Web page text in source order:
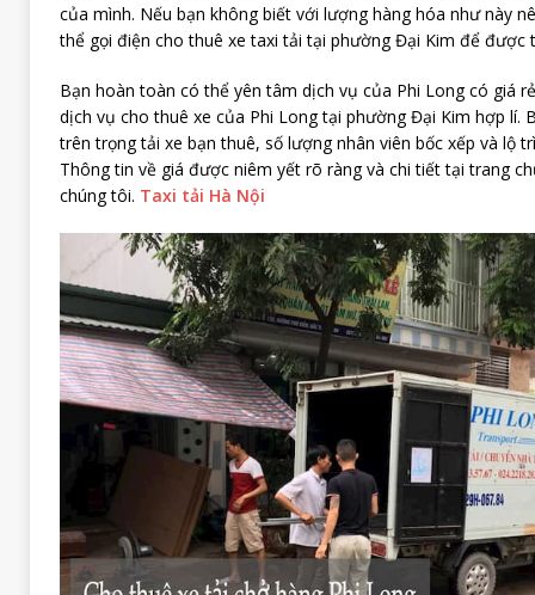
của mình. Nếu bạn không biết với lượng hàng hóa như này
thể gọi điện cho thuê xe taxi tải tại phường Đại Kim để được
Bạn hoàn toàn có thể yên tâm dịch vụ của Phi Long có giá
dịch vụ cho thuê xe của Phi Long tại phường Đại Kim hợp lí.
trên trọng tải xe bạn thuê, số lượng nhân viên bốc xếp và lộ
Thông tin về giá được niêm yết rõ ràng và chi tiết tại trang
chúng tôi. Taxi tải Hà Nội